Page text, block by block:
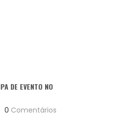
DE EVENTO NO
0 Comentários